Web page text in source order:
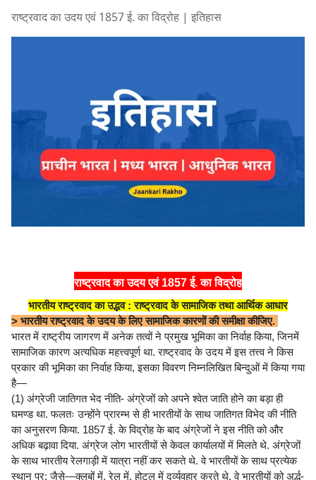
राष्ट्रवाद का उदय एवं 1857 ई. का विद्रोह | इतिहास
राष्ट्रवाद का उदय एवं 1857 ई. का विद्रोह
भारतीय राष्ट्रवाद का उद्भव : राष्ट्रवाद के सामाजिक तथा आर्थिक आधार
> भारतीय राष्ट्रवाद के उदय के लिए सामाजिक कारणों की समीक्षा कीजिए.
भारत में राष्ट्रीय जागरण में अनेक तत्वों ने प्रमुख भूमिका का निर्वाह किया, जिनमें
सामाजिक कारण अत्यधिक महत्त्वपूर्ण था. राष्ट्रवाद के उदय में इस तत्त्व ने किस
प्रकार की भूमिका का निर्वाह किया, इसका विवरण निम्नलिखित बिन्दुओं में किया गया
है—
(1) अंग्रेजी जातिगत भेद नीति- अंग्रेजों को अपने श्वेत जाति होने का बड़ा ही
घमण्ड था. फलतः उन्होंने प्रारम्भ से ही भारतीयों के साथ जातिगत विभेद की नीति
का अनुसरण किया. 1857 ई. के विद्रोह के बाद अंग्रेजों ने इस नीति को और
अधिक बढ़ावा दिया. अंग्रेज लोग भारतीयों से केवल कार्यालयों में मिलते थे. अंग्रेजों
के साथ भारतीय रेलगाड़ी में यात्रा नहीं कर सकते थे. वे भारतीयों के साथ प्रत्येक
स्थान पर; जैसे—क्लबों में, रेल में, होटल में दुर्व्यवहार करते थे. वे भारतीयों को अर्द्ध-